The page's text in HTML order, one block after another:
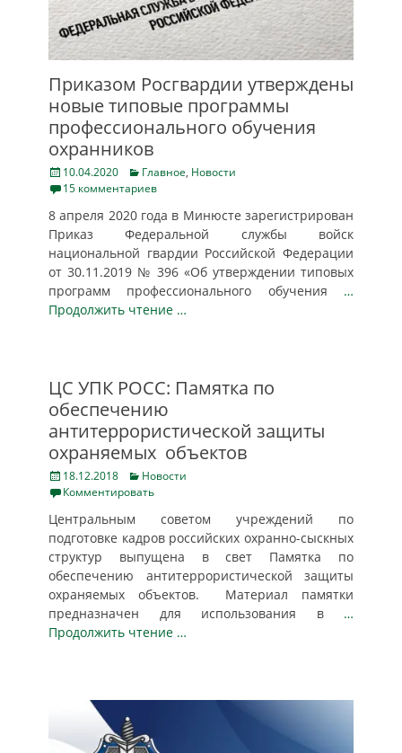
Приказом Росгвардии утверждены
новые типовые программы
профессионального обучения
охранников
Posted
on
10.04.2020 Categories
Главное, Новости
15 комментариев
8 апреля 2020 года в Минюсте зарегистрирован
Приказ Федеральной службы войск
национальной гвардии Российской Федерации
от 30.11.2019 № 396 «Об утверждении типовых
программ профессионального обучения …
Продолжить чтение …
ЦС УПК РОСС: Памятка по
обеспечению
антитеррористической защиты
охраняемых объектов
Posted
on
18.12.2018 Categories
Новости
Комментировать
Центральным советом учреждений по
подготовке кадров российских охранно-сыскных
структур выпущена в свет Памятка по
обеспечению антитеррористической защиты
охраняемых объектов. Материал памятки
предназначен для использования в …
Продолжить чтение …